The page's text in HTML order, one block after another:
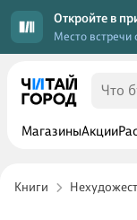
Откройте в
Место встречи
МагазиныАкции
Книги